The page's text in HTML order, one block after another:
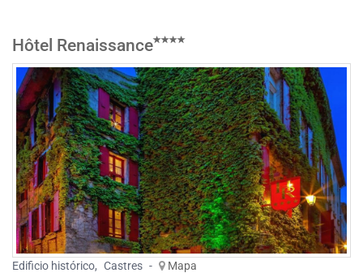
Hôtel Renaissance
Edificio histórico, Castres -
Mapa